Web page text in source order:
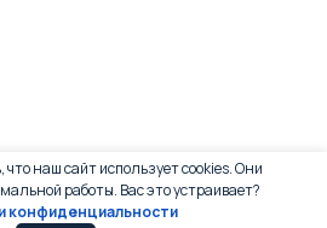
наш сайт использует cookies. Они
работы. Вас это устраивает?
конфиденциальности